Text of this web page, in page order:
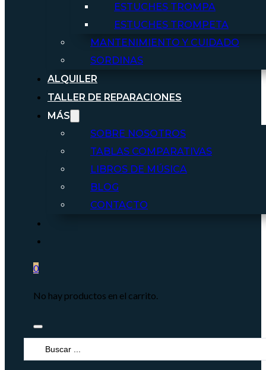
ESTUCHES TROMPA
ESTUCHES TROMPETA
MANTENIMIENTO Y CUIDADO
SORDINAS
ALQUILER
TALLER DE REPARACIONES
MÁS
SOBRE NOSOTROS
TABLAS COMPARATIVAS
LIBROS DE MÚSICA
BLOG
CONTACTO
0
No hay productos en el carrito.
Search
...